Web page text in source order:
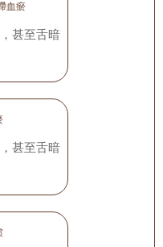
血瘀
甚至舌暗
甚至舌暗